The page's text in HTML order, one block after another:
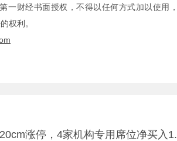
一财经书面授权，不得以任何方式加以使用
权利。
涨停，4家机构专用席位净买入